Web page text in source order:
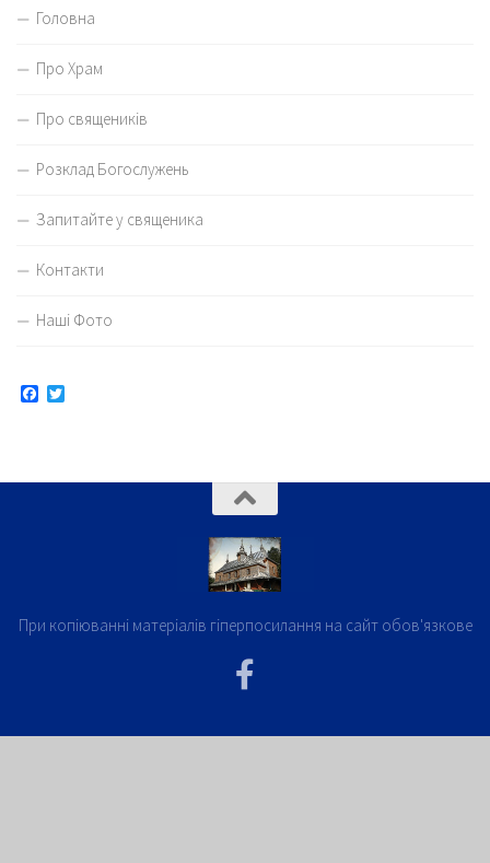
Головна
Про Храм
Про священиків
Розклад Богослужень
Запитайте у священика
Контакти
Наші Фото
Facebook
При копіюванні матеріалів гіперпосилання на сайт обов'язкове